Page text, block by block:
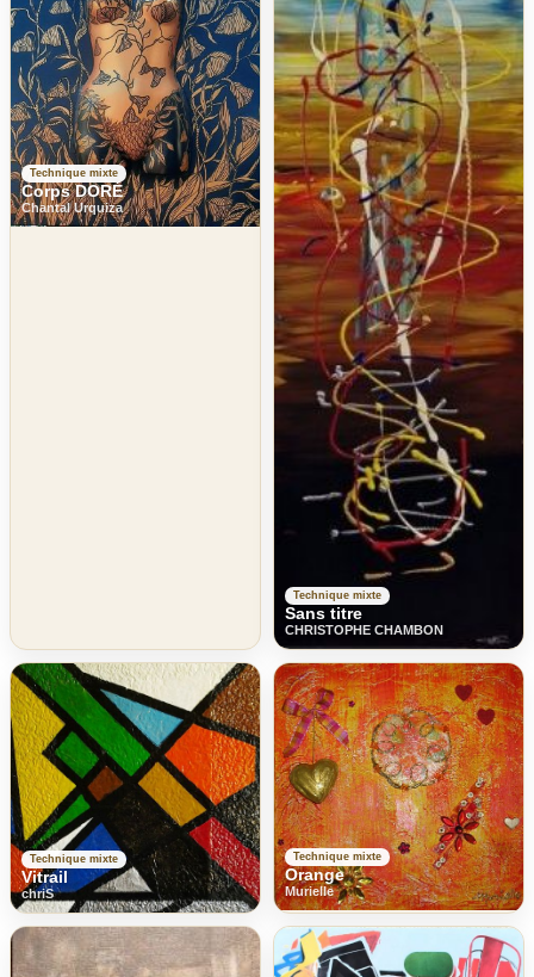
Technique mixte
Corps DORÉ
Chantal Urquiza
Technique mixte
Sans titre
CHRISTOPHE CHAMBON
Technique mixte
Vitrail
chriS
Technique mixte
Orange
Murielle